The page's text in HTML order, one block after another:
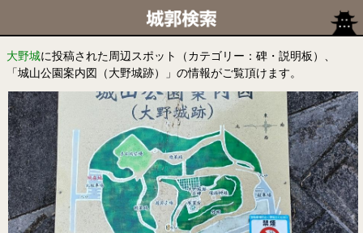
大野城に投稿された周辺スポット（カテゴリー：碑・説明板）、
「城山公園案内図（大野城跡）」の情報がご覧頂けます。